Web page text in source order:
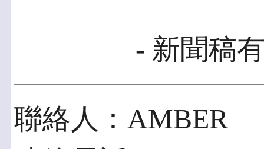
- 新聞稿
聯絡人：AMBER